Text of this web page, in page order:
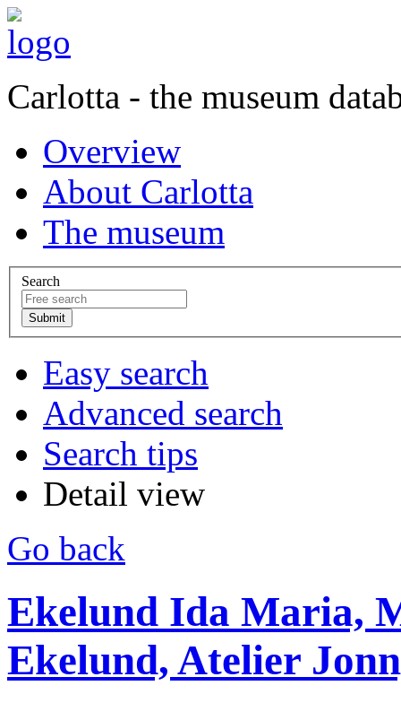
Carlotta - the museum
Overview
About Carlotta
The museum
Search
Easy search
Advanced search
Search tips
Detail view
Go back
Ekelund Ida Maria,
Ekelund, Atelier